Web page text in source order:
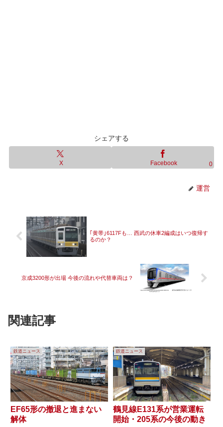
シェアする
X Facebook 0
運営
｢黄帯｣6117Fも… 西武の休車2編成はいつ復帰す
るのか？
京成3200形が出場 今後の流れや代替車両は？
関連記事
鉄道ニュース
EF65形の撤退と進まない
解体
鉄道ニュース
鶴見線E131系が営業運転
開始・205系の今後の動き